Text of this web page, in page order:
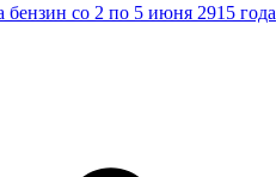
со 2 по 5 июня 2915 года